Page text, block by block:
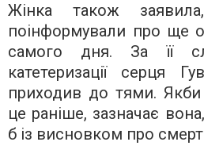
Жінка також
поінформували про ще
самого дня. За її
катетеризації серця
приходив до тями.
це раніше, зазначає
б із висновком про